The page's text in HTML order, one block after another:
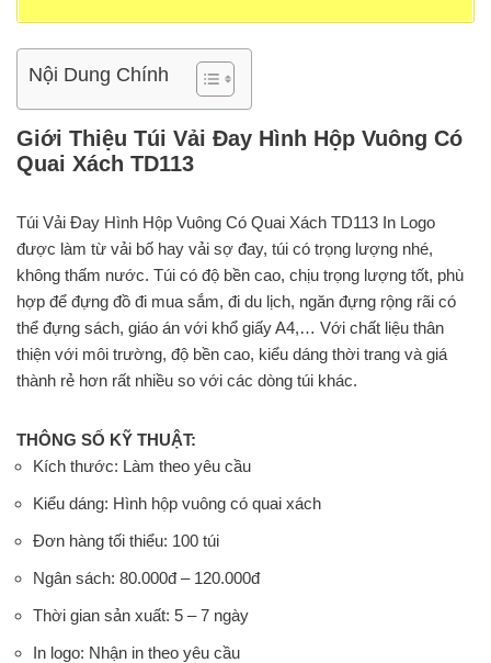
Nội Dung Chính
Giới Thiệu Túi Vải Đay Hình Hộp Vuông Có
Quai Xách TD113
Túi Vải Đay Hình Hộp Vuông Có Quai Xách TD113 In Logo
được làm từ vải bố hay vải sợ đay, túi có trọng lượng nhé,
không thấm nước. Túi có độ bền cao, chịu trọng lượng tốt, phù
hợp để đựng đồ đi mua sắm, đi du lịch, ngăn đựng rộng rãi có
thể đựng sách, giáo án với khổ giấy A4,… Với chất liệu thân
thiện với môi trường, độ bền cao, kiểu dáng thời trang và giá
thành rẻ hơn rất nhiều so với các dòng túi khác.
THÔNG SỐ KỸ THUẬT:
Kích thước: Làm theo yêu cầu
Kiểu dáng: Hình hộp vuông có quai xách
Đơn hàng tối thiểu: 100 túi
Ngân sách: 80.000đ – 120.000đ
Thời gian sản xuất: 5 – 7 ngày
In logo: Nhận in theo yêu cầu